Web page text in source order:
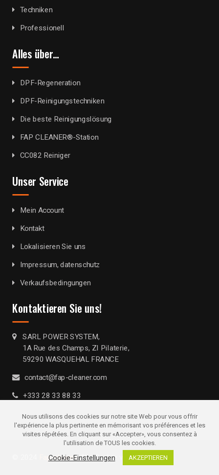
Techniken
Professionell
Alles über…
DPF-Regeneration
DPF-Reinigungstechniken
Die beste Reinigungslösung
FAP CLEANER®-Station
CC082 Reiniger
Unser Service
Mein Account
Kontakt
Lokalisieren Sie uns
Impressum, datenschutz
Verkaufsbedingungen
Kontaktieren Sie uns!
SARL POWER SYSTEM,
1A Rue des Champs, ZI Pilaterie,
59290 WASQUEHAL FRANCE
contact@fap-cleaner.com
+333 28 33 88 33
Fap-cleaner. Alle Rechte vorbehalten
Nous utilisons des cookies sur notre site Web pour vous offrir
l'expérience la plus pertinente en mémorisant vos préférences et les
visites répétées. En cliquant sur «Accepter», vous consentez à
l'utilisation de TOUS les cookies.
Cookie-Einstellungen AKZEPTIEREN